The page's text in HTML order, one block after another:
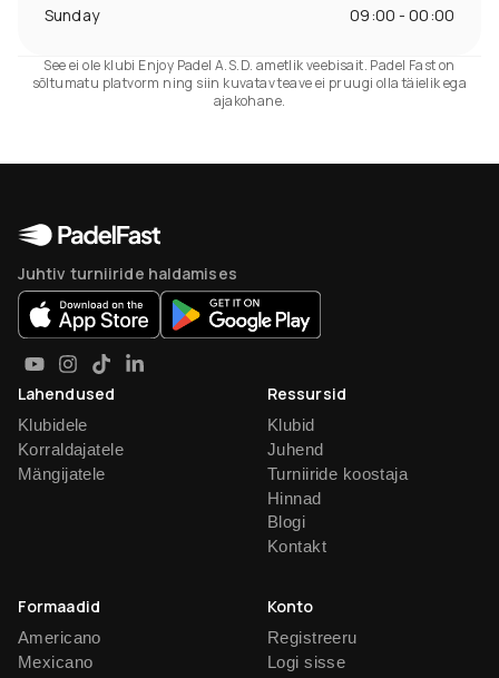
Sunday
09:00 - 00:00
See ei ole klubi Enjoy Padel A.S.D. ametlik veebisait. Padel Fast on
sõltumatu platvorm ning siin kuvatav teave ei pruugi olla täielik ega
ajakohane.
Juhtiv turniiride haldamises
Lahendused
Klubidele
Korraldajatele
Mängijatele
Ressursid
Klubid
Juhend
Turniiride koostaja
Hinnad
Blogi
Kontakt
Formaadid
Americano
Mexicano
Konto
Registreeru
Logi sisse